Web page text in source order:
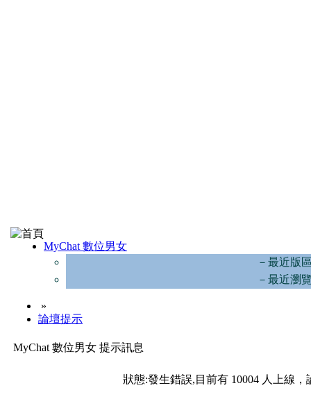
MyChat 數位男女
－最近版
－最近瀏
»
論壇提示
MyChat 數位男女 提示訊息
狀態:發生錯誤,目前有 10004 人上線